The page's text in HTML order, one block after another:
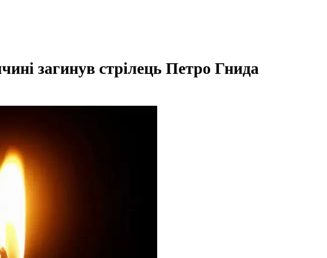
загинув стрілець Петро Гнида